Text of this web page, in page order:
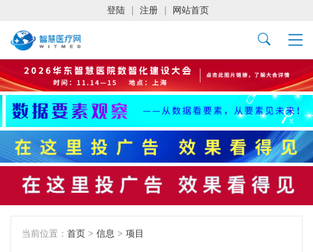
登陆 注册 网站首页
当前位置： 首页 > 信息 > 项目